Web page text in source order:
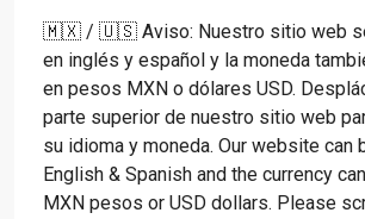
🇲🇽 / 🇺🇸 Aviso: Nuestro sitio web
en inglés y español y la moneda
en pesos MXN o dólares USD.
parte superior de nuestro sitio web
su idioma y moneda. Our website can
English & Spanish and the currency
MXN pesos or USD dollars. Please